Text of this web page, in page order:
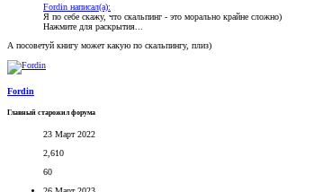
Fordin написал(а):
Я по себе скажу, что скальпинг - это морально крайне сложно)
Нажмите для раскрытия...
А посоветуй книгу может какую по скальпингу, плиз)
Fordin
Главный старожил форума
23 Март 2022
2,610
60